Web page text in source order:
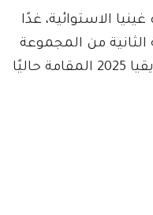
الاستوائية، غدًا
الثانية من المجموعة
الخامسة لبطولة كأس أمم أفريقيا 2025 المقامة حاليًا